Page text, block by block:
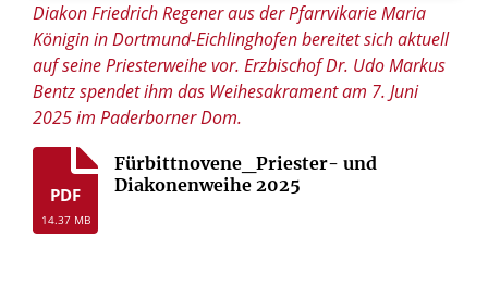
Diakon Friedrich Regener aus der Pfarrvikarie Maria
Königin in Dortmund-Eichlinghofen bereitet sich aktuell
auf seine Priesterweihe vor. Erzbischof Dr. Udo Markus
Bentz spendet ihm das Weihesakrament am 7. Juni
2025 im Paderborner Dom.
PDF
14.37 MB
Fürbittnovene_Priester- und
Diakonenweihe 2025